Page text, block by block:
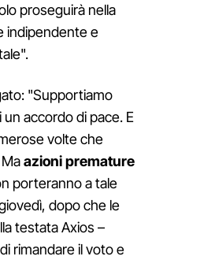
proseguirà nella
indipendente e
"Supportiamo
accordo di pace. E
volte che
azioni premature
porteranno a tale
dopo che le
testata Axios –
rimandare il voto e